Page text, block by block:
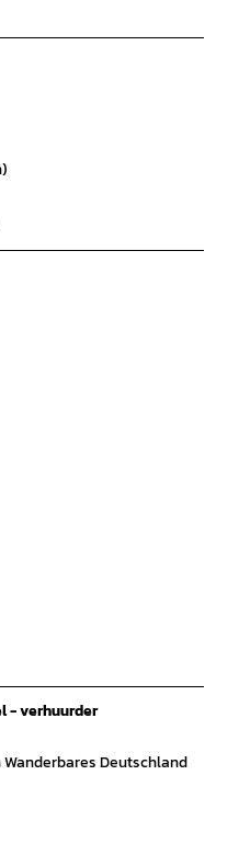
- verhuurder
Deutschland